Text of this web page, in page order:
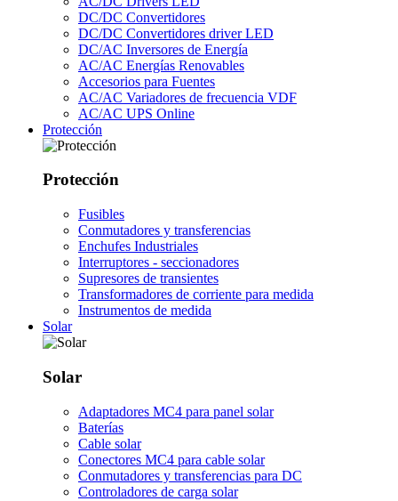
DC/DC Convertidores
DC/DC Convertidores driver LED
DC/AC Inversores de Energía
AC/AC Energías Renovables
Accesorios para Fuentes
AC/AC Variadores de frecuencia VDF
AC/AC UPS Online
Protección
Protección
Fusibles
Conmutadores y transferencias
Enchufes Industriales
Interruptores - seccionadores
Supresores de transientes
Transformadores de corriente para medida
Instrumentos de medida
Solar
Solar
Adaptadores MC4 para panel solar
Baterías
Cable solar
Conectores MC4 para cable solar
Conmutadores y transferencias para DC
Controladores de carga solar